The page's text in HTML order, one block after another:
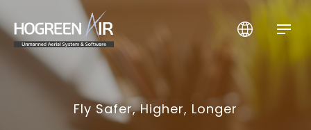
Fly Safer, Higher, Longer